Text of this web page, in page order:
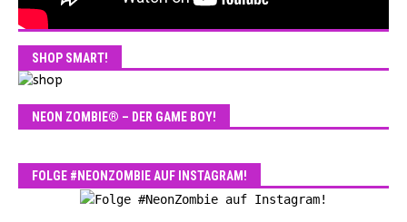
SHOP SMART!
NEON ZOMBIE® – DER GAME BOY!
FOLGE #NEONZOMBIE AUF INSTAGRAM!